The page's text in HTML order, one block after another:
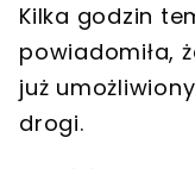
Kilka godzin
powiadomiła,
już
drogi.